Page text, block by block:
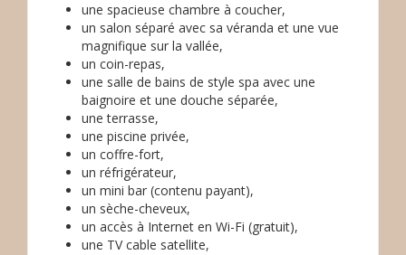
une spacieuse chambre à coucher,
un salon séparé avec sa véranda et une vue
magnifique sur la vallée,
un coin-repas,
une salle de bains de style spa avec une
baignoire et une douche séparée,
une terrasse,
une piscine privée,
un coffre-fort,
un réfrigérateur,
un mini bar (contenu payant),
un sèche-cheveux,
un accès à Internet en Wi-Fi (gratuit),
une TV cable satellite,